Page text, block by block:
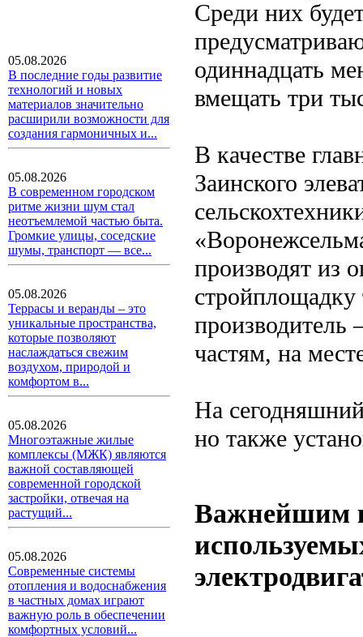
05.08.2026
В последние годы развитие
технологий и новых
материалов значительно
расширили возможности для
создания гармоничных и...
05.08.2026
В современном городском
ритме жизни шум стал
неотъемлемой частью быта.
Громкие улицы, соседские
шумы, транспорт — все...
05.08.2026
Террасы и веранды – это
уникальные пространства,
которые позволяют
наслаждаться свежим
воздухом, природой и
комфортом в...
05.08.2026
Многоэтажные жилые
комплексы (МЖК) являются
важной составляющей
современной городской
застройки, отвечая на
растущий...
05.08.2026
Современные системы
отопления и водоснабжения
в частных домах играют
важную роль в обеспечении
комфортных условий...
Среди них
одиннадцать
вмещать три
В качестве
Заинского
производят из
стройплощадку
производитель
частям, на
На
но также
Важнейшим